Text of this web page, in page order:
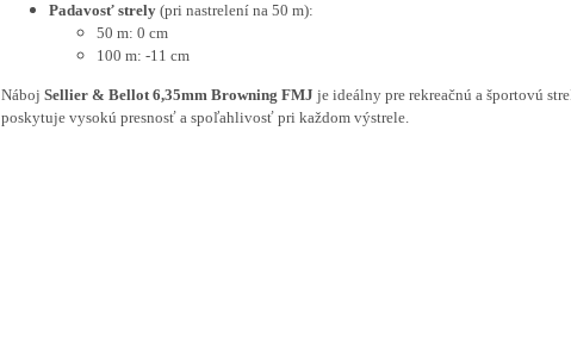
Padavosť strely (pri nastrelení na 50 m):
50 m: 0 cm
100 m: -11 cm
Náboj Sellier & Bellot 6,35mm Browning FMJ je ideálny pre rekreačnú a športovú
poskytuje vysokú presnosť a spoľahlivosť pri každom výstrele.